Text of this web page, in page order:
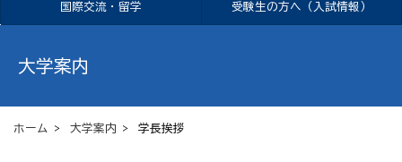
国際交流・留学 受験生の方へ（入試情報）
大学案内
ホーム > 大学案内 > 学長挨拶